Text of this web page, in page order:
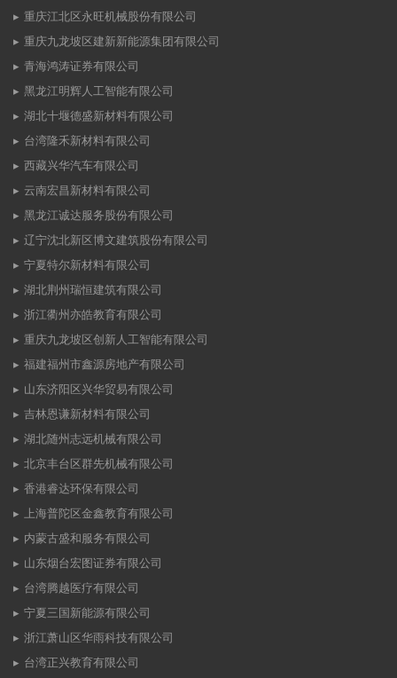
重庆江北区永旺机械股份有限公司
重庆九龙坡区建新新能源集团有限公司
青海鸿涛证券有限公司
黑龙江明辉人工智能有限公司
湖北十堰德盛新材料有限公司
台湾隆禾新材料有限公司
西藏兴华汽车有限公司
云南宏昌新材料有限公司
黑龙江诚达服务股份有限公司
辽宁沈北新区博文建筑股份有限公司
宁夏特尔新材料有限公司
湖北荆州瑞恒建筑有限公司
浙江衢州亦皓教育有限公司
重庆九龙坡区创新人工智能有限公司
福建福州市鑫源房地产有限公司
山东济阳区兴华贸易有限公司
吉林恩谦新材料有限公司
湖北随州志远机械有限公司
北京丰台区群先机械有限公司
香港睿达环保有限公司
上海普陀区金鑫教育有限公司
内蒙古盛和服务有限公司
山东烟台宏图证券有限公司
台湾腾越医疗有限公司
宁夏三国新能源有限公司
浙江萧山区华雨科技有限公司
台湾正兴教育有限公司